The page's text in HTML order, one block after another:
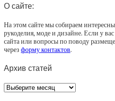
О сайте:
На этом сайте мы собираем
рукоделия, моде и дизайне. Если у
сайта или вопросы по поводу
через форму контактов.
Архив статей
Архив
статей